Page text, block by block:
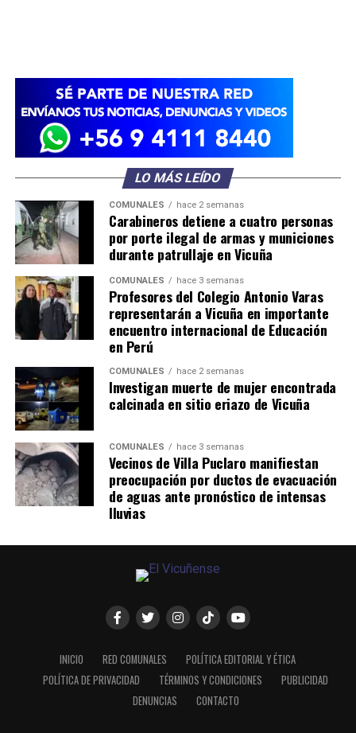
LO MÁS LEÍDO
COMUNALES hace 2 semanas
Carabineros detiene a cuatro personas
por porte ilegal de armas y municiones
durante patrullaje en Vicuña
COMUNALES hace 3 semanas
Profesores del Colegio Antonio Varas
representarán a Vicuña en importante
encuentro internacional de Educación
en Perú
COMUNALES hace 2 semanas
Investigan muerte de mujer encontrada
calcinada en sitio eriazo de Vicuña
COMUNALES hace 3 semanas
Vecinos de Villa Puclaro manifiestan
preocupación por ductos de evacuación
de aguas ante pronóstico de intensas
lluvias
INICIO RED COMUNALES
POLÍTICA EDITORIAL Y ÉTICA
POLÍTICA DE PRIVACIDAD
TÉRMINOS Y CONDICIONES
PUBLICIDAD
DENUNCIAS
CONTACTO